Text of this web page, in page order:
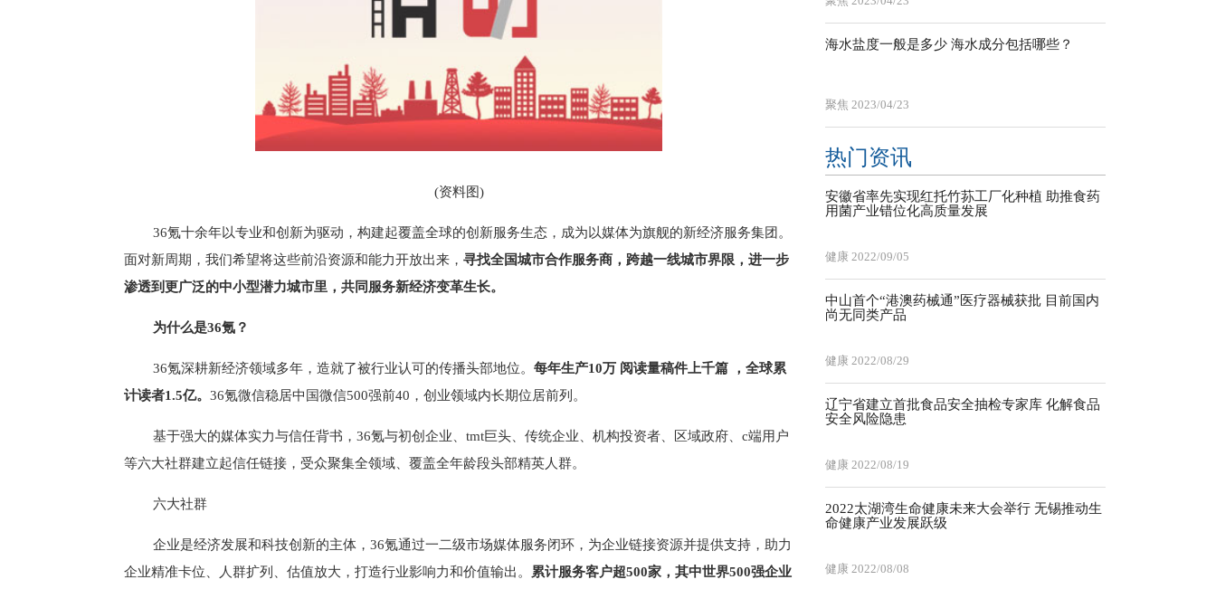
(资料图)
36氪十余年以专业和创新为驱动，构建起覆盖全球的创新服务生态，成为以媒体为旗舰的新经济服务集团。
面对新周期，我们希望将这些前沿资源和能力开放出来， 寻找全国城市合作服务商，跨越一线城市界限，进一步
渗透到更广泛的中小型潜力城市里，共同服务新经济变革生长。
为什么是36氪？
36氪深耕新经济领域多年，造就了被行业认可的传播头部地位。 每年生产10万 阅读量稿件上千篇 ，全球累
计读者1.5亿。 36氪微信稳居中国微信500强前40，创业领域内长期位居前列。
基于强大的媒体实力与信任背书，36氪与初创企业、tmt巨头、传统企业、机构投资者、区域政府、c端用户
等六大社群建立起信任链接，受众聚集全领域、覆盖全年龄段头部精英人群。
六大社群
企业是经济发展和科技创新的主体，36氪通过一二级市场媒体服务闭环，为企业链接资源并提供支持，助力
企业精准卡位、人群扩列、估值放大，打造行业影响力和价值输出。
累计服务客户超500家，其中世界500强企业
海水盐度一般是多少 海水成分包括哪些？
聚焦 2023/04/23
热门资讯
安徽省率先实现红托竹荪工厂化种植 助推食药
用菌产业错位化高质量发展
健康 2022/09/05
中山首个“港澳药械通”医疗器械获批 目前国内
尚无同类产品
健康 2022/08/29
辽宁省建立首批食品安全抽检专家库 化解食品
安全风险隐患
健康 2022/08/19
2022太湖湾生命健康未来大会举行 无锡推动生
命健康产业发展跃级
健康 2022/08/08